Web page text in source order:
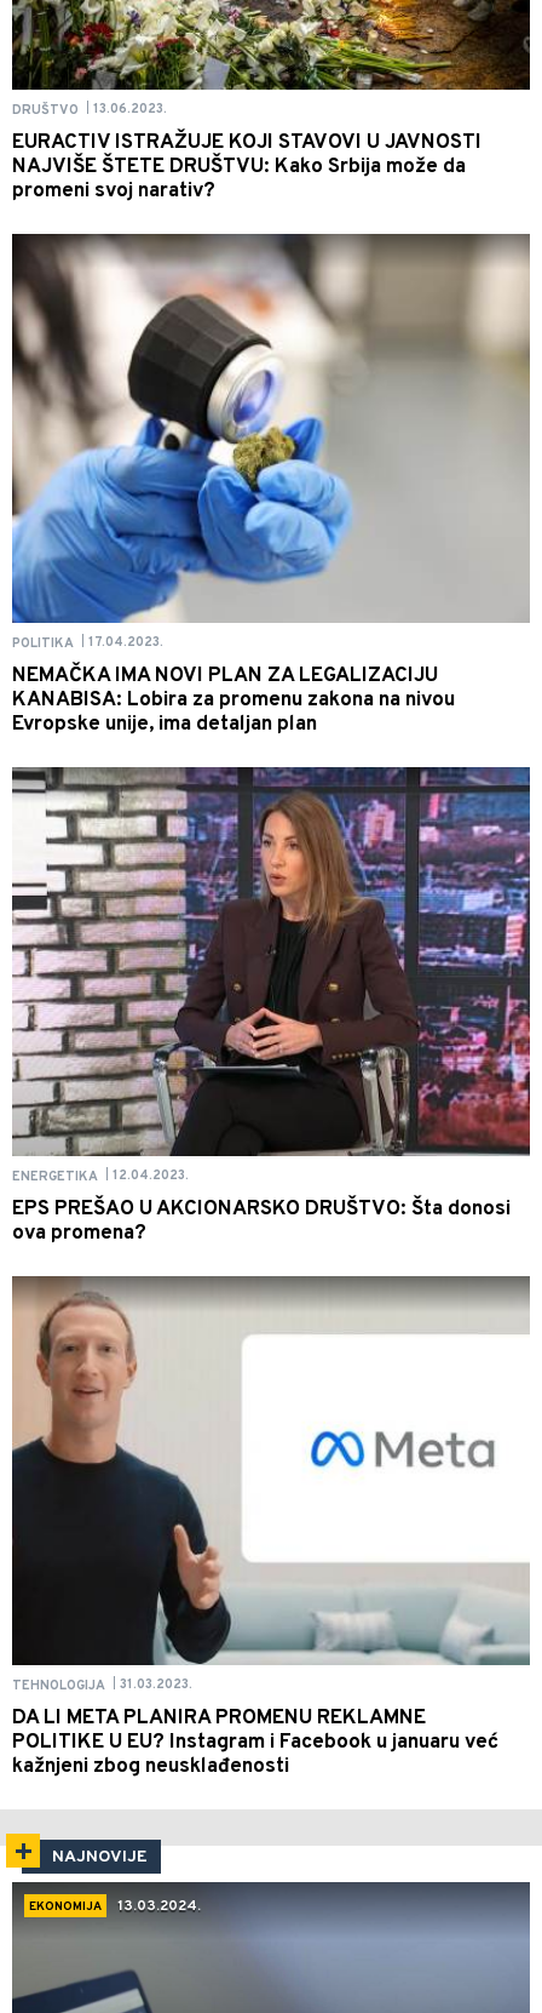
DRUŠTVO 13.06.2023.
EURACTIV ISTRAŽUJE KOJI STAVOVI U JAVNOSTI
NAJVIŠE ŠTETE DRUŠTVU: Kako Srbija može da
promeni svoj narativ?
POLITIKA 17.04.2023.
NEMAČKA IMA NOVI PLAN ZA LEGALIZACIJU
KANABISA: Lobira za promenu zakona na nivou
Evropske unije, ima detaljan plan
ENERGETIKA 12.04.2023.
EPS PREŠAO U AKCIONARSKO DRUŠTVO: Šta donosi
ova promena?
TEHNOLOGIJA 31.03.2023.
DA LI META PLANIRA PROMENU REKLAMNE
POLITIKE U EU? Instagram i Facebook u januaru već
kažnjeni zbog neusklađenosti
NAJNOVIJE
EKONOMIJA 13.03.2024.